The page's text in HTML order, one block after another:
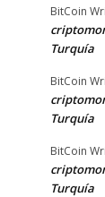
BitCoin
Turquía
BitCoin
Turquía
BitCoin
Turquía